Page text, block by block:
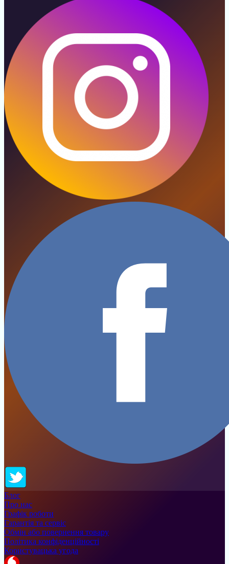
Блог
Про нас
Графік роботи
Гарантія та сервіс
Обмін або повернення товару
Політика конфіденційності
Користувацька угода